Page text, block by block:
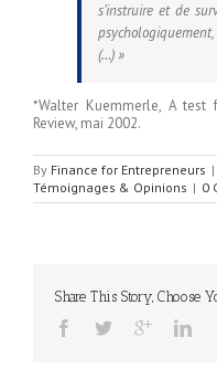
s’instruire et de
(…) »
*Walter Kuemmerle, A test
Review, mai 2002.
By Finance for Entrepreneurs |
Témoignages & Opinions | 0
Share This Story, Choose